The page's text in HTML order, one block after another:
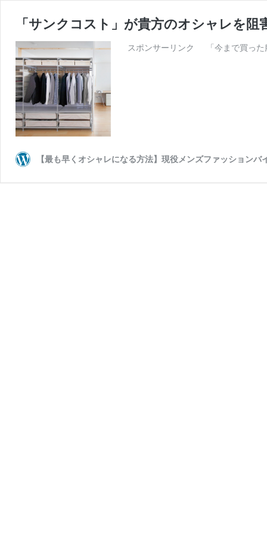
「サンクコスト」が貴方のオシャレを阻
スポンサーリンク 「今まで買った
【最も早くオシャレになる方法】現役メンズファッション